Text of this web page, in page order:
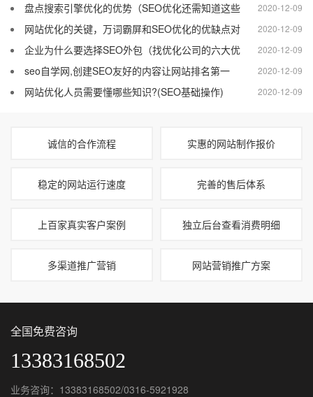
2020-12-09
盘点搜索引擎优化的优势（SEO优化还需知道这些
2020-12-09
网站优化的关键，万词霸屏和SEO优化的优缺点对
2020-12-09
企业为什么要选择SEO外包（找优化公司的六大优
2020-12-09
seo自学网,创建SEO友好的内容让网站排名第一
2020-12-09
网站优化人员需要懂哪些知识?(SEO基础操作)
诚信的合作流程 实惠的网站制作报价
稳定的网站运行速度 完善的售后体系
上百家真实客户案例 独立后台查看消费明细
多渠道推广营销 网站营销推广方案
全国免费咨询
13383168502
业务咨询：13383168502/0316-5921928